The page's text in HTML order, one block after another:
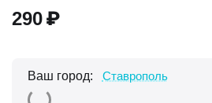
290₽
Ваш город: Ставрополь